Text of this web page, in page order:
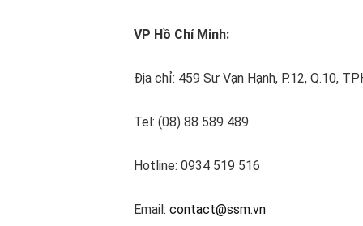
VP Hồ Chí Minh:
Địa chỉ: 459 Sư Vạn Hạnh, P.12, Q.10,
Tel: (08) 88 589 489
Hotline: 0934 519 516
Email: contact@ssm.vn